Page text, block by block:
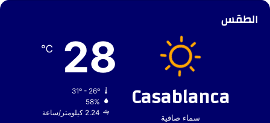
الطقس
Casablanca
سماء صافية
28
℃
31º - 26º
58%
2.24 كيلومتر/ساعة